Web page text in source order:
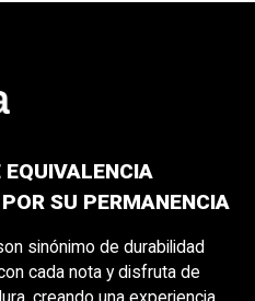
EQUIVALENCIA
SU PERMANENCIA
sinónimo de durabilidad
cada nota y disfruta de